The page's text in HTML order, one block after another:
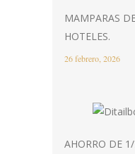
MAMPARAS
HOTELES.
26 febrero, 2026
AHORRO DE